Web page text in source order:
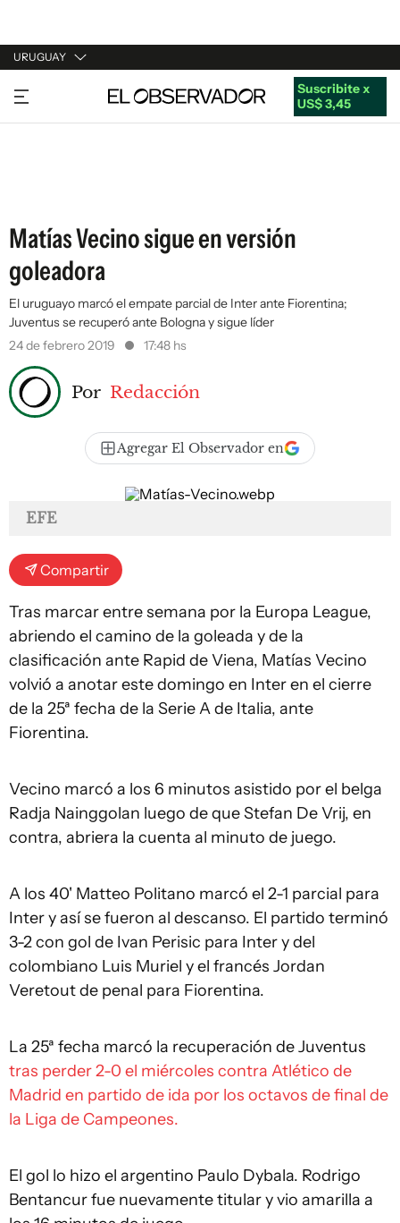
URUGUAY
URUGUAY
ARGENTINA
Suscribite x
US$ 3,45
Matías Vecino sigue en versión
goleadora
El uruguayo marcó el empate parcial de Inter ante Fiorentina;
Juventus se recuperó ante Bologna y sigue líder
24 de febrero 2019
17:48 hs
Por Redacción
Agregar El Observador en
EFE
Compartir
Tras marcar entre semana por la Europa League,
abriendo el camino de la goleada y de la
clasificación ante Rapid de Viena, Matías Vecino
volvió a anotar este domingo en Inter en el cierre
de la 25ª fecha de la Serie A de Italia, ante
Fiorentina.
Vecino marcó a los 6 minutos asistido por el belga
Radja Nainggolan luego de que Stefan De Vrij, en
contra, abriera la cuenta al minuto de juego.
A los 40' Matteo Politano marcó el 2-1 parcial para
Inter y así se fueron al descanso. El partido terminó
3-2 con gol de Ivan Perisic para Inter y del
colombiano Luis Muriel y el francés Jordan
Veretout de penal para Fiorentina.
La 25ª fecha marcó la recuperación de Juventus
tras perder 2-0 el miércoles contra Atlético de
Madrid en partido de ida por los octavos de final de
la Liga de Campeones.
El gol lo hizo el argentino Paulo Dybala. Rodrigo
Bentancur fue nuevamente titular y vio amarilla a